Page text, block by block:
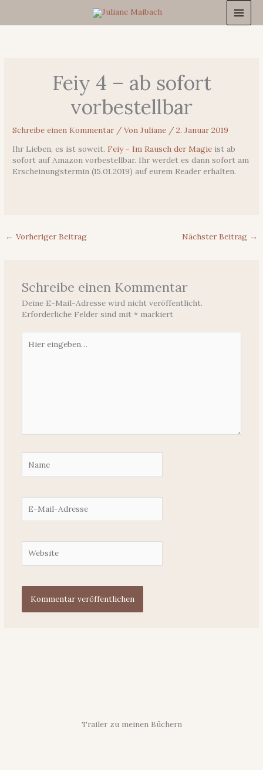
springen
Feiy 4 – ab sofort
vorbestellbar
Schreibe einen Kommentar / VonJuliane /2. Januar 2019
Ihr Lieben, es ist soweit. Feiy - Im Rausch der Magie ist ab
sofort auf Amazon vorbestellbar. Ihr werdet es dann sofort am
Erscheinungstermin (15.01.2019) auf eurem Reader erhalten.
← Vorheriger Beitrag Nächster Beitrag →
Schreibe einen Kommentar
Deine E-Mail-Adresse wird nicht veröffentlicht.
Erforderliche Felder sind mit *markiert
eingeben…
Mail-
Adresse
Trailer zu meinen Büchern